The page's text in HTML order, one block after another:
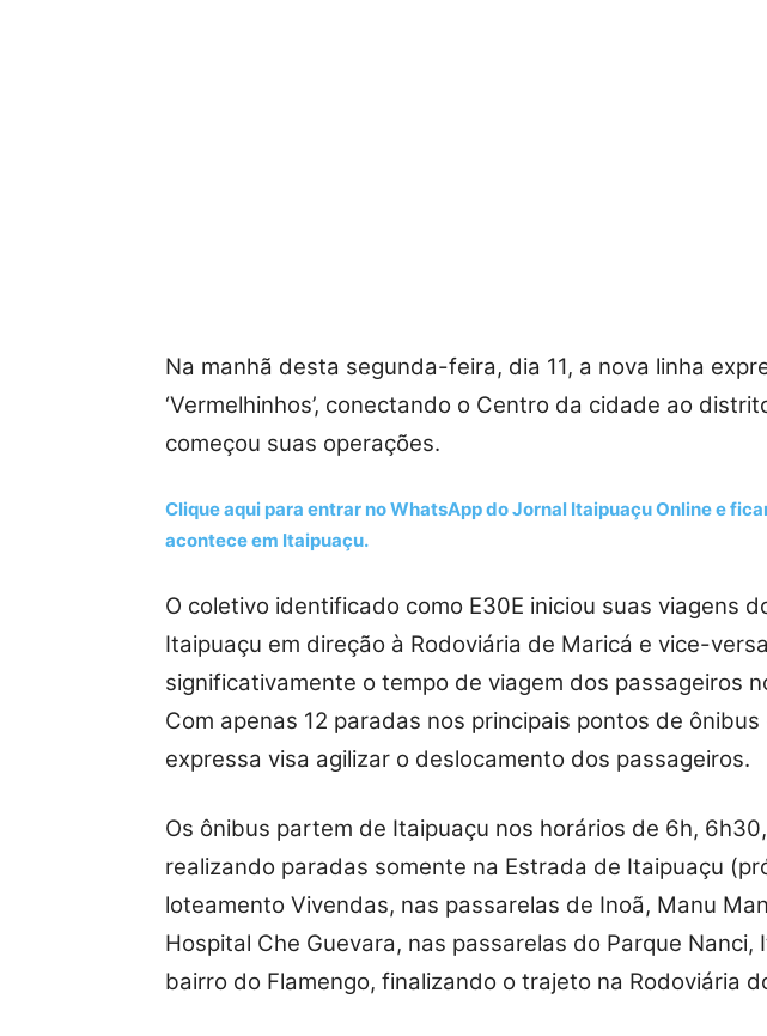
Na manhã desta segunda-feira, dia 11, a nova linha
‘Vermelhinhos’, conectando o Centro da cidade ao
começou suas operações.
Clique aqui para entrar noWhatsAppdo Jornal Itaipuaçu Online e
acontece em Itaipuaçu.
O coletivo identificado como E30E iniciou suas viagens
Itaipuaçu em direção à Rodoviária de Maricá e vice-
significativamente o tempo de viagem dos passageiros
Com apenas 12 paradas nos principais pontos de
expressa visa agilizar o deslocamento dos passageiros.
Os ônibus partem de Itaipuaçu nos horários de 6h,
realizando paradas somente na Estrada de Itaipuaçu
loteamento Vivendas, nas passarelas de Inoã, Manu
Hospital Che Guevara, nas passarelas do Parque Nanci,
bairro do Flamengo, finalizando o trajeto na Rodoviária